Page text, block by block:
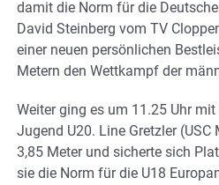
damit die Norm für die
David Steinberg vom TV
einer neuen persönlichen
Metern den Wettkampf der
Weiter ging es um 11.25 Uhr
Jugend U20. Line Gretzler
3,85 Meter und sicherte sich
sie die Norm für die U18